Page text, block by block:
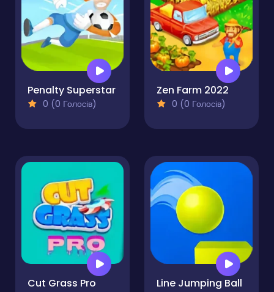
Penalty Superstar
0 (0 Голосів)
Zen Farm 2022
0 (0 Голосів)
Cut Grass Pro Line Jumping Ball